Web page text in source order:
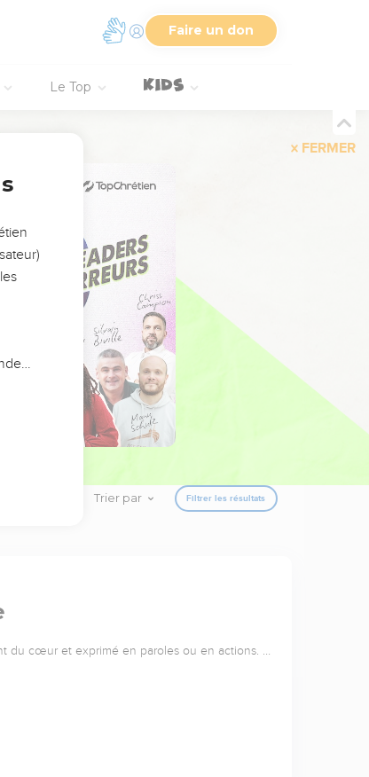
Faire un don
Le Top
FERMER
Trier par Filtrer les résultats
du cœur et exprimé en paroles ou en actions. …